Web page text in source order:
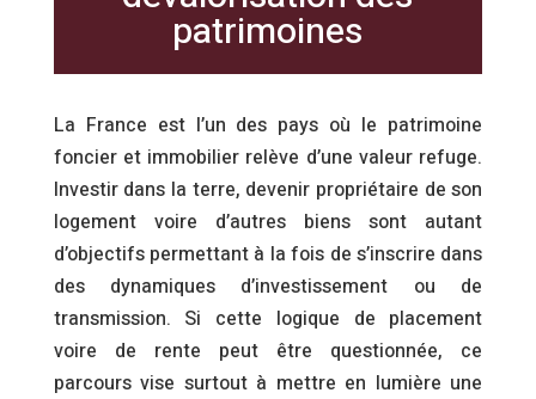
patrimoines
La France est l’un des pays où le patrimoine
foncier et immobilier relève d’une valeur refuge.
Investir dans la terre, devenir propriétaire de son
logement voire d’autres biens sont autant
d’objectifs permettant à la fois de s’inscrire dans
des dynamiques d’investissement ou de
transmission. Si cette logique de placement
voire de rente peut être questionnée, ce
parcours vise surtout à mettre en lumière une